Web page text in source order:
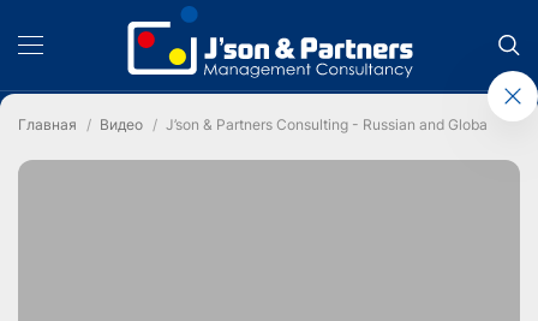
Главная Видео J’son & Partners Consulting - Russian and Global LTE